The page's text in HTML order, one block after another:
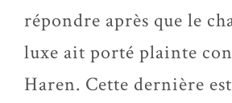
répondre après que le
luxe ait porté plainte
Haren. Cette dernière